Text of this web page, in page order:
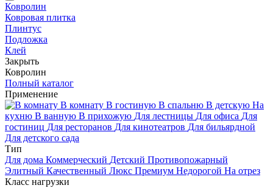
Ковролин
Ковровая плитка
Плинтус
Подложка
Клей
Закрыть
Ковролин
Полный каталог
Применение
В комнату В гостиную В спальню В детскую На
кухню В ванную В прихожую Для лестницы Для офиса Для
гостиниц Для ресторанов Для кинотеатров Для бильярдной
Для детского сада
Тип
Для дома Коммерческий Детский Противопожарный
Элитный Качественный Люкс Премиум Недорогой На отрез
Класс нагрузки